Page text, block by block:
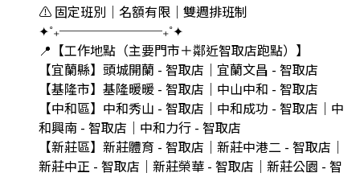
⚠️ 固定班別｜名額有限｜雙週排班制
✦˚₊────────₊˚✦
📍【工作地點（主要門市＋鄰近智取店跑點）】
【宜蘭縣】頭城開蘭 - 智取店｜宜蘭文昌 - 智取店
【基隆市】基隆暖暖 - 智取店｜中山中和 - 智取店
【中和區】中和秀山 - 智取店｜中和成功 - 智取店｜中
和興南 - 智取店｜中和力行 - 智取店
【新莊區】新莊體育 - 智取店｜新莊中港二 - 智取店｜
新莊中正 - 智取店｜新莊榮華 - 智取店｜新莊公園 - 智